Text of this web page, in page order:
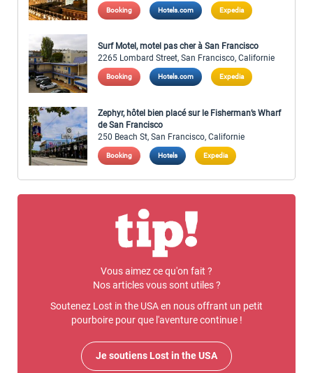
Booking Hotels.com Expedia
Surf Motel, motel pas cher à San Francisco
2265 Lombard Street, San Francisco, Californie
Booking Hotels.com Expedia
Zephyr, hôtel bien placé sur le Fisherman’s Wharf
de San Francisco
250 Beach St, San Francisco, Californie
Booking Hotels Expedia
Vous aimez ce qu'on fait ?
Nos articles vous sont utiles ?
Soutenez Lost in the USA en nous offrant un petit
pourboire pour que l'aventure continue !
Je soutiens Lost in the USA